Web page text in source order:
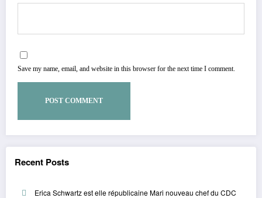
Save my name, email, and website in this browser for the next time I comment.
Recent Posts
Erica Schwartz est elle républicaine Mari nouveau chef du CDC